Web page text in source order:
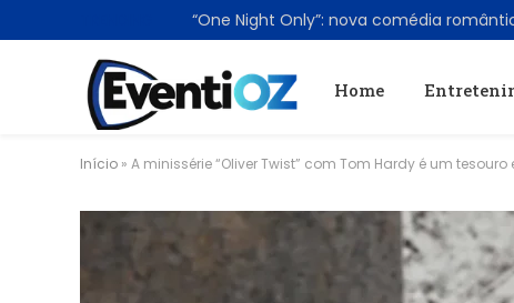
Home
Início » A minissérie “Oliver Twist” com Tom Hardy é um